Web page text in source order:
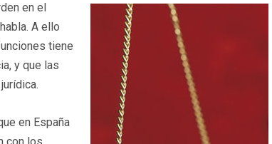
en el
A ello
tiene
y que las
en España